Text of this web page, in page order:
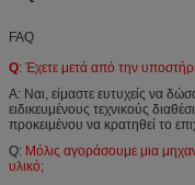
FAQ
Q: Έχετε μετά από την
Α: Ναι, είμαστε ευτυχείς να
ειδικευμένους τεχνικούς
προκειμένου να κρατηθεί το
Q: Μόλις αγοράσουμε μια
υλικό;